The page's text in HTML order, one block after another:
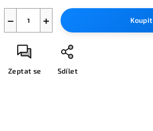
+
− Koupit
Zeptat se Sdílet